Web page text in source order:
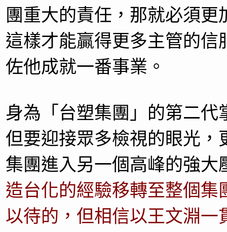
團重大的責任，那就必須更
這樣才能贏得更多主管的信
佐他成就一番事業。
身為「台塑集團」的第二代
但要迎接眾多檢視的眼光，
集團進入另一個高峰的強大
造台化的經驗移轉至整個集
以待的，但相信以王文淵一